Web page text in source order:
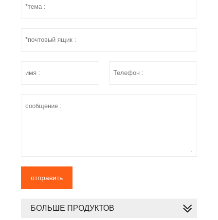
отправить
БОЛЬШЕ ПРОДУКТОВ